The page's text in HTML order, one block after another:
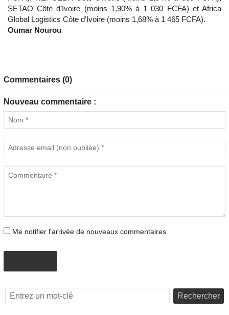
SETAO Côte d’Ivoire (moins 1,90% à 1 030 FCFA) et Africa
Global Logistics Côte d’Ivoire (moins 1,68% à 1 465 FCFA).
Oumar Nourou
Commentaires (0)
Nouveau commentaire :
Me notifier l'arrivée de nouveaux commentaires
Rechercher